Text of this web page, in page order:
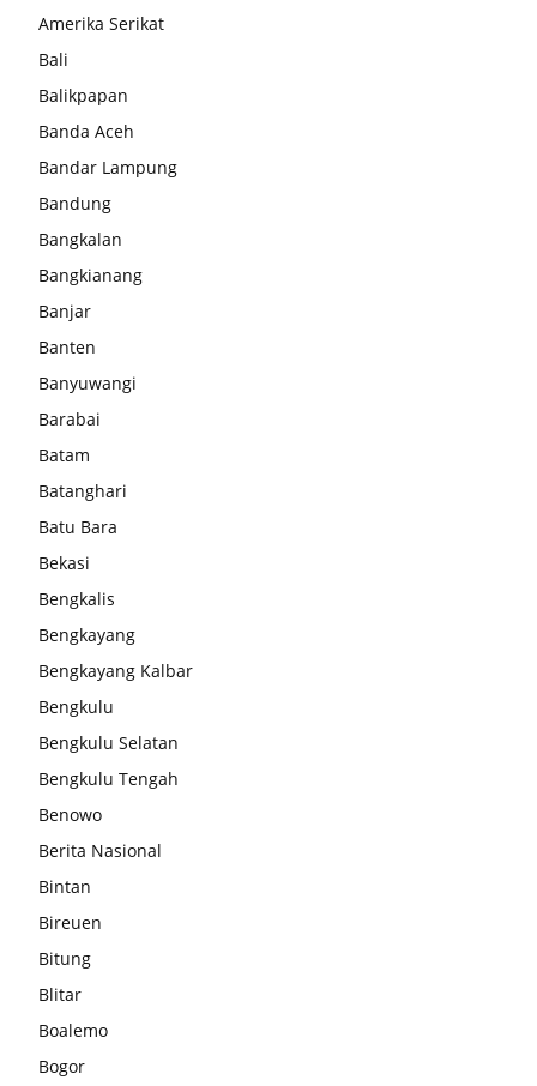
Amerika Serikat
Bali
Balikpapan
Banda Aceh
Bandar Lampung
Bandung
Bangkalan
Bangkianang
Banjar
Banten
Banyuwangi
Barabai
Batam
Batanghari
Batu Bara
Bekasi
Bengkalis
Bengkayang
Bengkayang Kalbar
Bengkulu
Bengkulu Selatan
Bengkulu Tengah
Benowo
Berita Nasional
Bintan
Bireuen
Bitung
Blitar
Boalemo
Bogor